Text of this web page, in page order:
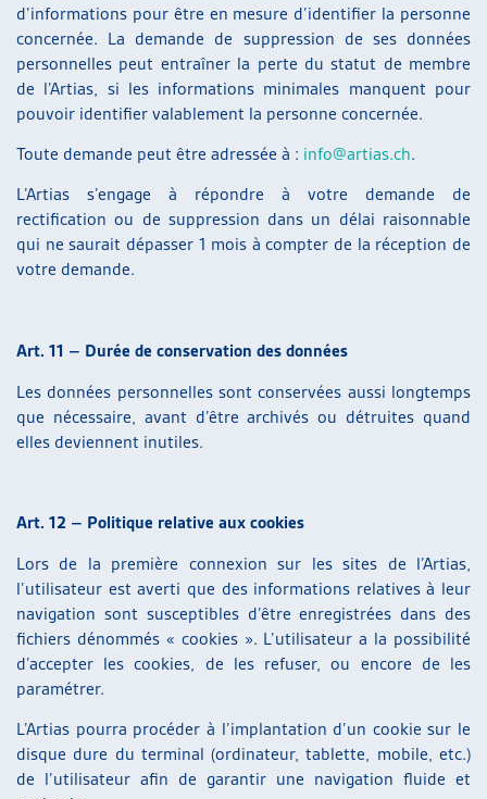
d’informations pour être en mesure d’identifier la personne
concernée. La demande de suppression de ses données
personnelles peut entraîner la perte du statut de membre
de l’Artias, si les informations minimales manquent pour
pouvoir identifier valablement la personne concernée.
Toute demande peut être adressée à : info@artias.ch.
L’Artias s’engage à répondre à votre demande de
rectification ou de suppression dans un délai raisonnable
qui ne saurait dépasser 1 mois à compter de la réception de
votre demande.
Art. 11 – Durée de conservation des données
Les données personnelles sont conservées aussi longtemps
que nécessaire, avant d’être archivés ou détruites quand
elles deviennent inutiles.
Art. 12 – Politique relative aux cookies
Lors de la première connexion sur les sites de l’Artias,
l’utilisateur est averti que des informations relatives à leur
navigation sont susceptibles d’être enregistrées dans des
fichiers dénommés « cookies ». L’utilisateur a la possibilité
d’accepter les cookies, de les refuser, ou encore de les
paramétrer.
L’Artias pourra procéder à l’implantation d’un cookie sur le
disque dure du terminal (ordinateur, tablette, mobile, etc.)
de l’utilisateur afin de garantir une navigation fluide et